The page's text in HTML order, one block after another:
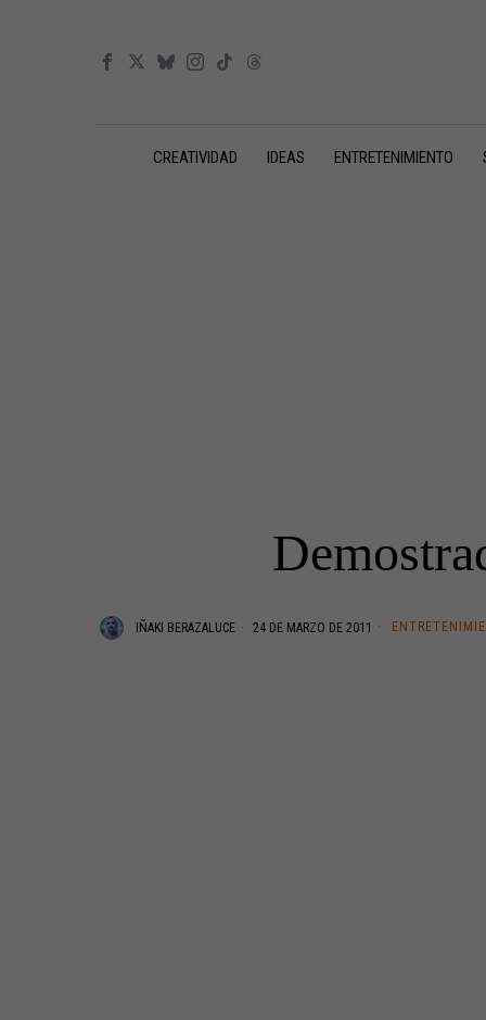
CREATIVIDAD IDEAS ENTRETENIMIENTO
IÑAKI BERAZALUCE 24 DE MARZO DE 2011